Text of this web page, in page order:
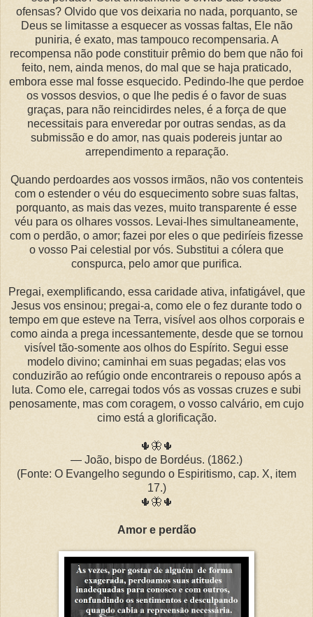
ofensas? Olvido que vos deixaria no nada, porquanto, se
Deus se limitasse a esquecer as vossas faltas, Ele não
puniria, é exato, mas tampouco recompensaria. A
recompensa não pode constituir prêmio do bem que não foi
feito, nem, ainda menos, do mal que se haja praticado,
embora esse mal fosse esquecido. Pedindo-lhe que perdoe
os vossos desvios, o que lhe pedis é o favor de suas
graças, para não reincidirdes neles, é a força de que
necessitais para enveredar por outras sendas, as da
submissão e do amor, nas quais podereis juntar ao
arrependimento a reparação.
Quando perdoardes aos vossos irmãos, não vos contenteis
com o estender o véu do esquecimento sobre suas faltas,
porquanto, as mais das vezes, muito transparente é esse
véu para os olhares vossos. Levai-lhes simultaneamente,
com o perdão, o amor; fazei por eles o que pediríeis fizesse
o vosso Pai celestial por vós. Substitui a cólera que
conspurca, pelo amor que purifica.
Pregai, exemplificando, essa caridade ativa, infatigável, que
Jesus vos ensinou; pregai-a, como ele o fez durante todo o
tempo em que esteve na Terra, visível aos olhos corporais e
como ainda a prega incessantemente, desde que se tornou
visível tão-somente aos olhos do Espírito. Segui esse
modelo divino; caminhai em suas pegadas; elas vos
conduzirão ao refúgio onde encontrareis o repouso após a
luta. Como ele, carregai todos vós as vossas cruzes e subi
penosamente, mas com coragem, o vosso calvário, em cujo
cimo está a glorificação.
🌵🦋🌵
— João, bispo de Bordéus. (1862.)
(Fonte: O Evangelho segundo o Espiritismo, cap. X, item
17.)
🌵🦋🌵
Amor e perdão